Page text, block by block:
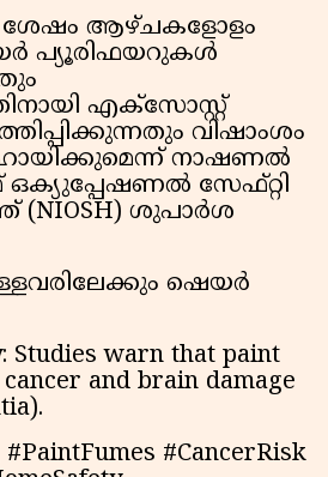
ശേഷം ആഴ്ചകളോളം
പ്യൂരിഫയറുകൾ
എക്സോസ്റ്റ്
വിഷാംശം
നാഷണൽ
ഒക്യുപ്പേഷണൽ സേഫ്റ്റി
ശുപാർശ
ഷെയർ
Studies warn that paint
and brain damage
#CancerRisk